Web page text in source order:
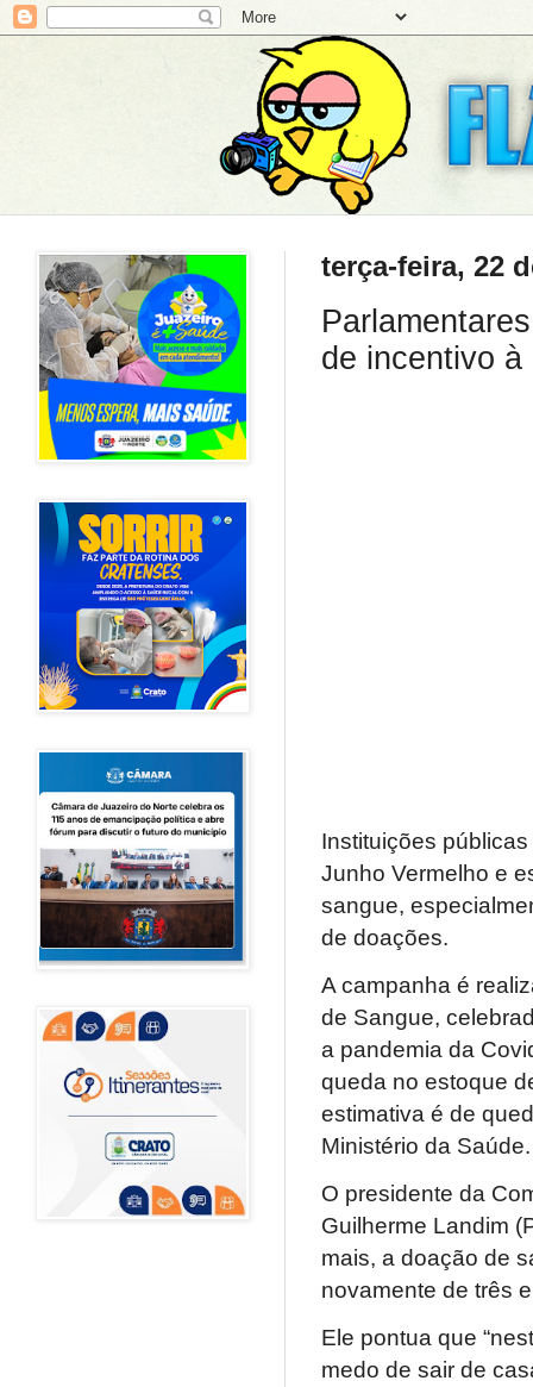
terça-feira, 22
de incentivo
Instituições
Junho Vermelho e
sangue,
de doações.
A campanha é
de Sangue,
a pandemia da
queda no estoque
estimativa é de
Ministério da Saúde.
O presidente da
Guilherme Landim
mais, a doação de
novamente de três
Ele pontua que
medo de sair de